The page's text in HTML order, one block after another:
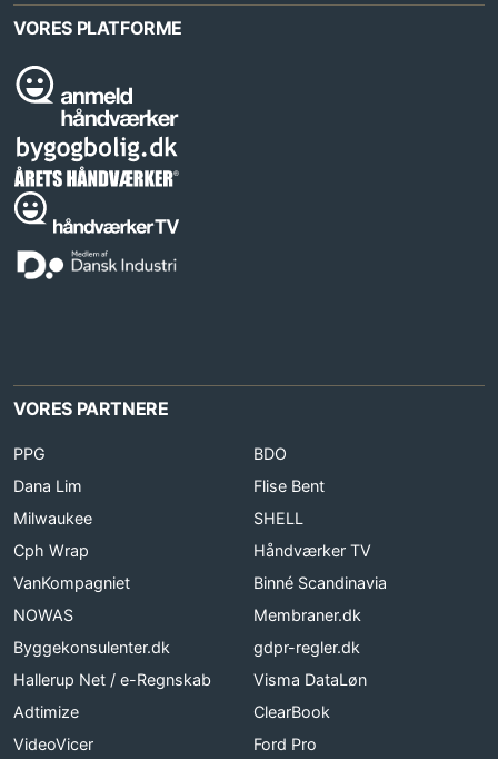
VORES PLATFORME
VORES PARTNERE
PPG
BDO
Dana Lim
Flise Bent
Milwaukee
SHELL
Cph Wrap
Håndværker TV
VanKompagniet
Binné Scandinavia
NOWAS
Membraner.dk
Byggekonsulenter.dk
gdpr-regler.dk
Hallerup Net / e-Regnskab
Visma DataLøn
Adtimize
ClearBook
VideoVicer
Ford Pro